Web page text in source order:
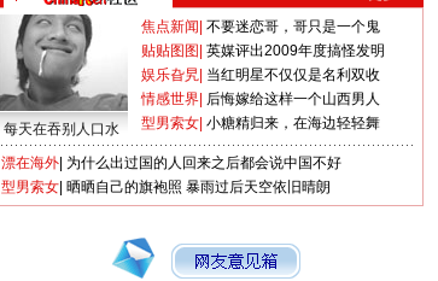
每天在吞别人口水
焦点新闻 不要迷恋哥，哥只是一个鬼
贴贴图图 英媒评出2009年度搞怪发明
娱乐旮旯 当红明星不仅仅是名利双收
情感世界 后悔嫁给这样一个山西男人
型男索女 小糖精归来，在海边轻轻舞
漂在海外 为什么出过国的人回来之后都会说中国不好
型男索女 晒晒自己的旗袍照 暴雨过后天空依旧晴朗